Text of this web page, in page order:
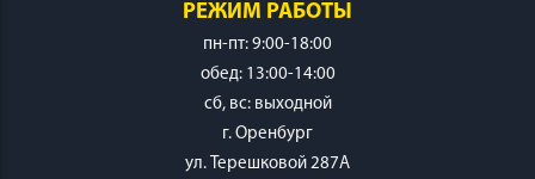
РЕЖИМ РАБОТЫ
пн-пт: 9:00-18:00
обед: 13:00-14:00
cб, вс: выходной
г. Оренбург
ул. Терешковой 287А